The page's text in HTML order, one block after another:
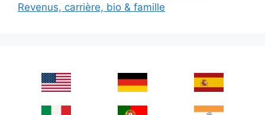
Revenus, carrière, bio & famille